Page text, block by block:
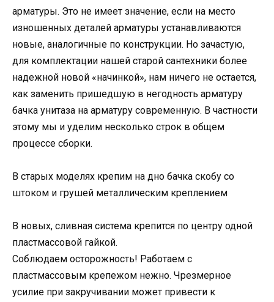
арматуры. Это не имеет значение, если на место
изношенных деталей арматуры устанавливаются
новые, аналогичные по конструкции. Но зачастую,
для комплектации нашей старой сантехники более
надежной новой «начинкой», нам ничего не остается,
как заменить пришедшую в негодность арматуру
бачка унитаза на арматуру современную. В частности
этому мы и уделим несколько строк в общем
процессе сборки.
В старых моделях крепим на дно бачка скобу со
штоком и грушей металлическим креплением
В новых, сливная система крепится по центру одной
пластмассовой гайкой.
Соблюдаем осторожность! Работаем с
пластмассовым крепежом нежно. Чрезмерное
усилие при закручивании может привести к